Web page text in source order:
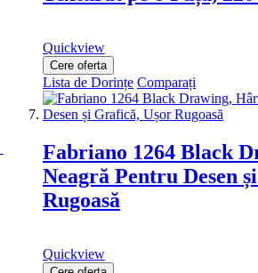
Quickview
Cere oferta
Lista de Dorințe Comparați
Fabriano 1264 Black
Neagră Pentru Desen
Rugoasă
Quickview